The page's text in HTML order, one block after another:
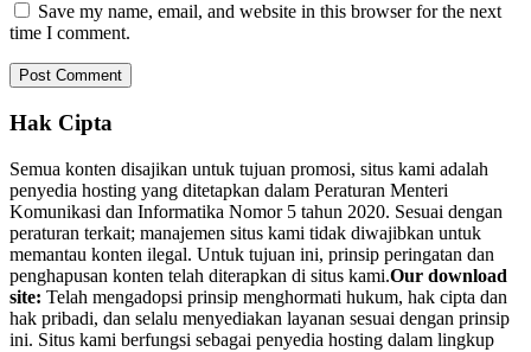
Save my name, email, and website in this browser for the next
time I comment.
Hak Cipta
Semua konten disajikan untuk tujuan promosi, situs kami adalah
penyedia hosting yang ditetapkan dalam Peraturan Menteri
Komunikasi dan Informatika Nomor 5 tahun 2020. Sesuai dengan
peraturan terkait; manajemen situs kami tidak diwajibkan untuk
memantau konten ilegal. Untuk tujuan ini, prinsip peringatan dan
penghapusan konten telah diterapkan di situs kami.Our download
site: Telah mengadopsi prinsip menghormati hukum, hak cipta dan
hak pribadi, dan selalu menyediakan layanan sesuai dengan prinsip
ini. Situs kami berfungsi sebagai penyedia hosting dalam lingkup